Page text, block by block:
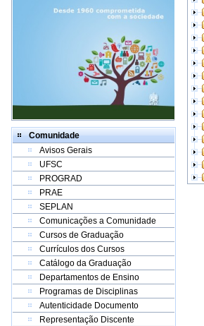
Comunidade
Avisos Gerais
UFSC
PROGRAD
PRAE
SEPLAN
Comunicações a Comunidade
Cursos de Graduação
Currículos dos Cursos
Catálogo da Graduação
Departamentos de Ensino
Programas de Disciplinas
Autenticidade Documento
Representação Discente